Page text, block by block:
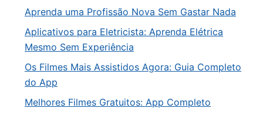
Aprenda uma Profissão Nova Sem Gastar Nada
Aplicativos para Eletricista: Aprenda Elétrica
Mesmo Sem Experiência
Os Filmes Mais Assistidos Agora: Guia Completo
do App
Melhores Filmes Gratuitos: App Completo